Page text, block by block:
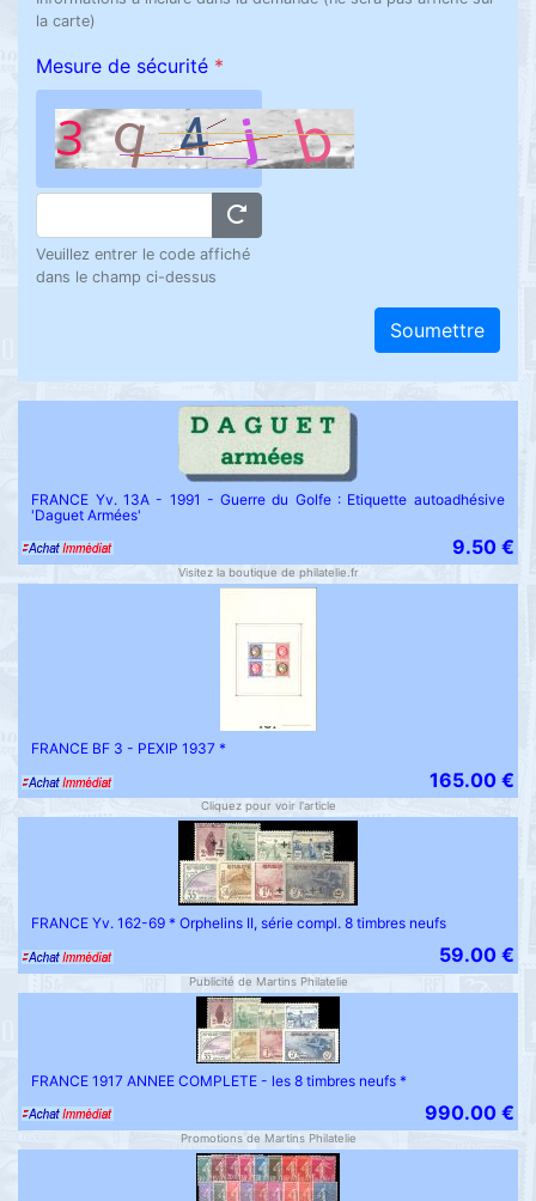
la carte)
Mesure de sécurité *
Veuillez entrer le code affiché
dans le champ ci-dessus
Soumettre
FRANCE Yv. 13A - 1991 - Guerre du Golfe : Etiquette autoadhésive
'Daguet Armées'
9.50 €
Visitez la boutique de philatelie.fr
FRANCE BF 3 - PEXIP 1937 *
165.00 €
Cliquez pour voir l'article
FRANCE Yv. 162-69 * Orphelins II, série compl. 8 timbres neufs
59.00 €
Publicité de Martins Philatelie
FRANCE 1917 ANNEE COMPLETE - les 8 timbres neufs *
990.00 €
Promotions de Martins Philatelie